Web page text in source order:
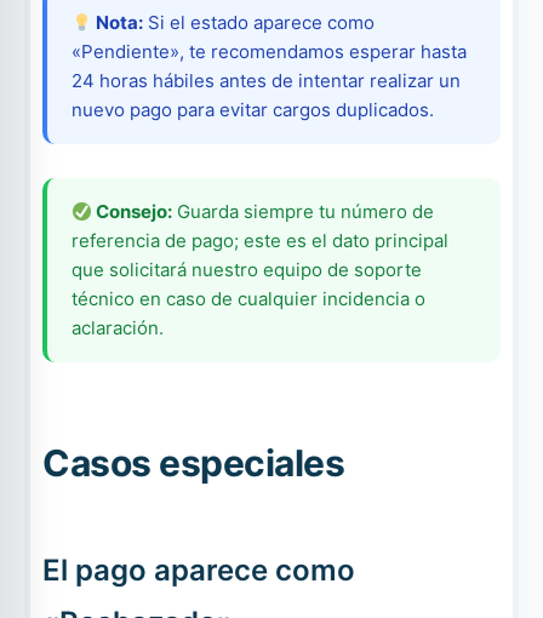
Nota: Si el estado aparece como
«Pendiente», te recomendamos esperar hasta
24 horas hábiles antes de intentar realizar un
nuevo pago para evitar cargos duplicados.
Consejo: Guarda siempre tu número de
referencia de pago; este es el dato principal
que solicitará nuestro equipo de soporte
técnico en caso de cualquier incidencia o
aclaración.
Casos especiales
El pago aparece como